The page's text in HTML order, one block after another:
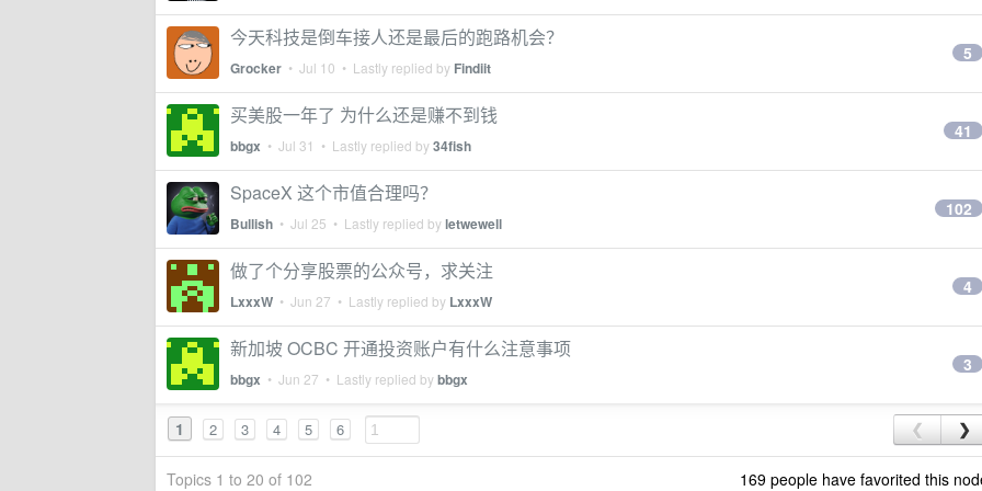
今天科技是倒车接人还是最后的跑路机会？
Grocker • Jul 10 • Lastly replied by Findiit
5
买美股一年了 为什么还是赚不到钱
bbgx • Jul 31 • Lastly replied by34fish
41
SpaceX 这个市值合理吗？
Bullish • Jul 25 • Lastly replied byletwewell
102
做了个分享股票的公众号，求关注
LxxxW • Jun 27 • Lastly replied by LxxxW
4
新加坡 OCBC 开通投资账户有什么注意事项
bbgx • Jun 27 • Lastly replied bybbgx
3
1 2 3 4 5 6 ❮ ❯
Topics 1 to 20 of 102 169 people have favorited this